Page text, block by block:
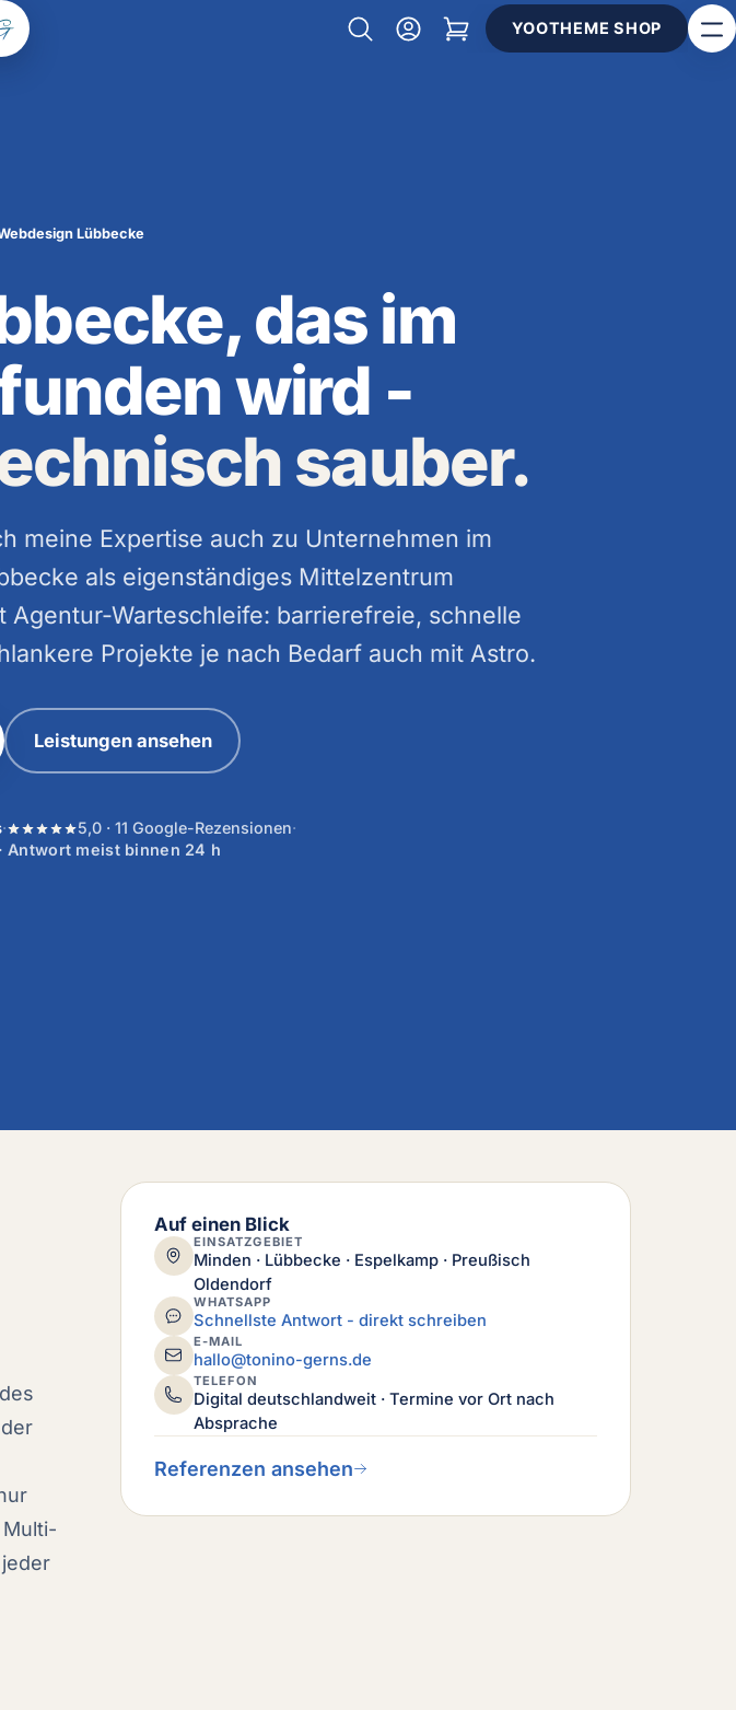
YOOTHEME SHOP
Lübbecke
das im
wird -
sauber.
meine Expertise auch zu Unternehmen im
als eigenständiges Mittelzentrum
Warteschleife: barrierefreie, schnelle
Projekte je nach Bedarf auch mit Astro.
Leistungen ansehen
· 5,0 · 11 Google-Rezensionen·
Antwort meist binnen 24 h
Auf einen Blick
EINSATZGEBIET
Minden · Lübbecke · Espelkamp · Preußisch
Oldendorf
WHATSAPP
Schnellste Antwort - direkt schreiben
E-MAIL
hallo@tonino-gerns.de
TELEFON
Digital deutschlandweit · Termine vor Ort nach
Absprache
Referenzen ansehen